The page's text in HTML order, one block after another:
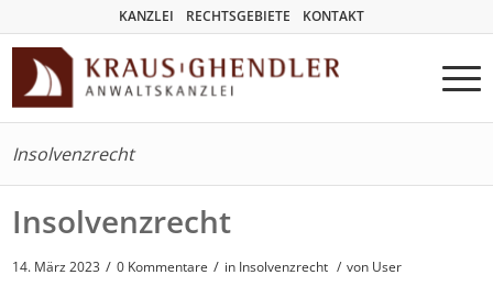
KANZLEI RECHTSGEBIETE KONTAKT
Insolvenzrecht
Insolvenzrecht
14. März 2023 / 0 Kommentare / in Insolvenzrecht / von User